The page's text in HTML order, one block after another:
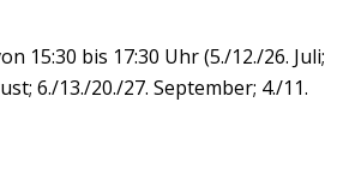
15:30 bis 17:30 Uhr (5./12./26. Juli;
6./13./20./27. September; 4./11.